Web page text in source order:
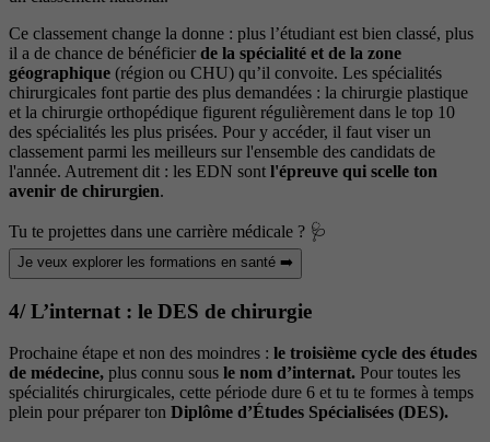
Ce classement change la donne : plus l’étudiant est bien classé, plus
il a de chance de bénéficier de la spécialité et de la zone
géographique (région ou CHU) qu’il convoite. Les spécialités
chirurgicales font partie des plus demandées : la chirurgie plastique
et la chirurgie orthopédique figurent régulièrement dans le top 10
des spécialités les plus prisées. Pour y accéder, il faut viser un
classement parmi les meilleurs sur l'ensemble des candidats de
l'année. Autrement dit : les EDN sont l'épreuve qui scelle ton
avenir de chirurgien.
Tu te projettes dans une carrière médicale ? 🩺
Je veux explorer les formations en santé ➡️
4/ L’internat : le DES de chirurgie
Prochaine étape et non des moindres : le troisième cycle des études
de médecine, plus connu sous le nom d’internat. Pour toutes les
spécialités chirurgicales, cette période dure 6 et tu te formes à temps
plein pour préparer ton Diplôme d’Études Spécialisées (DES).